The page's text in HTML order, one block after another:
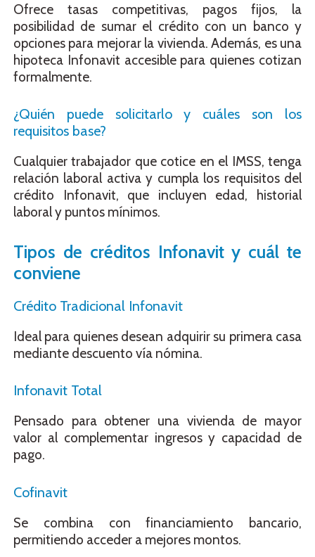
Ofrece tasas competitivas, pagos fijos, la
posibilidad de sumar el crédito con un banco y
opciones para mejorar la vivienda. Además, es una
hipoteca Infonavit accesible para quienes cotizan
formalmente.
¿Quién puede solicitarlo y cuáles son los
requisitos base?
Cualquier trabajador que cotice en el IMSS, tenga
relación laboral activa y cumpla los requisitos del
crédito Infonavit, que incluyen edad, historial
laboral y puntos mínimos.
Tipos de créditos Infonavit y cuál te
conviene
Crédito Tradicional Infonavit
Ideal para quienes desean adquirir su primera casa
mediante descuento vía nómina.
Infonavit Total
Pensado para obtener una vivienda de mayor
valor al complementar ingresos y capacidad de
pago.
Cofinavit
Se combina con financiamiento bancario,
permitiendo acceder a mejores montos.